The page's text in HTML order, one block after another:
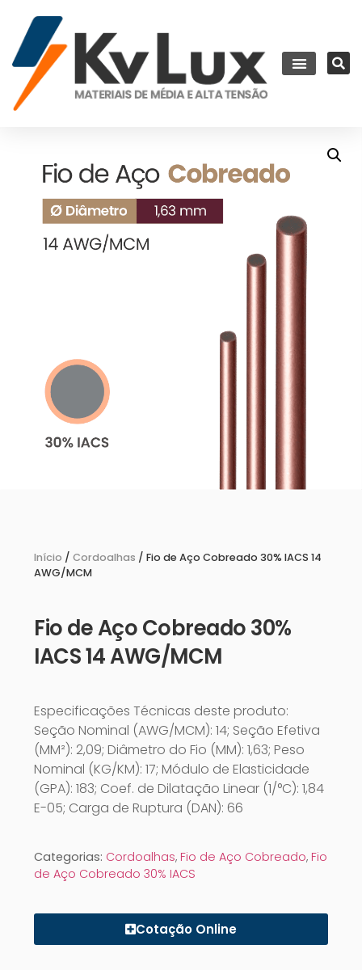
Início / Cordoalhas / Fio de Aço Cobreado 30% IACS 14
AWG/MCM
Fio de Aço Cobreado 30%
IACS 14 AWG/MCM
Especificações Técnicas deste produto:
Seção Nominal (AWG/MCM): 14; Seção Efetiva
(MM²): 2,09; Diâmetro do Fio (MM): 1,63; Peso
Nominal (KG/KM): 17; Módulo de Elasticidade
(GPA): 183; Coef. de Dilatação Linear (1/°C): 1,84
E-05; Carga de Ruptura (DAN): 66
Categorias: Cordoalhas, Fio de Aço Cobreado, Fio
de Aço Cobreado 30% IACS
Cotação Online